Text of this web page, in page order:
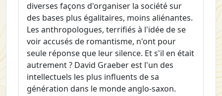
diverses façons d'organiser la société sur
des bases plus égalitaires, moins aliénantes.
Les anthropologues, terrifiés à l'idée de se
voir accusés de romantisme, n'ont pour
seule réponse que leur silence. Et s'il en était
autrement ? David Graeber est l'un des
intellectuels les plus influents de sa
génération dans le monde anglo-saxon.